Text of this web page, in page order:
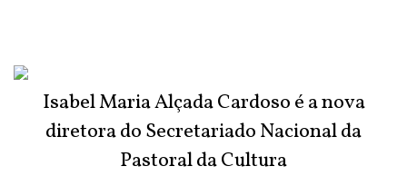
Isabel Maria Alçada Cardoso é a nova
diretora do Secretariado Nacional da
Pastoral da Cultura